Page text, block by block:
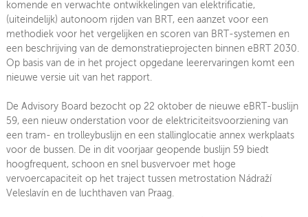
komende en verwachte ontwikkelingen van elektrificatie,
(uiteindelijk) autonoom rijden van BRT, een aanzet voor een
methodiek voor het vergelijken en scoren van BRT-systemen en
een beschrijving van de demonstratieprojecten binnen eBRT 2030.
Op basis van de in het project opgedane leerervaringen komt een
nieuwe versie uit van het rapport.
De Advisory Board bezocht op 22 oktober de nieuwe eBRT-buslijn
59, een nieuw onderstation voor de elektriciteitsvoorziening van
een tram- en trolleybuslijn en een stallinglocatie annex werkplaats
voor de bussen. De in dit voorjaar geopende buslijn 59 biedt
hoogfrequent, schoon en snel busvervoer met hoge
vervoercapaciteit op het traject tussen metrostation Nádraží
Veleslavín en de luchthaven van Praag.